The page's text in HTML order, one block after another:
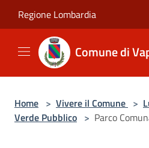
Regione Lombardia
Comune di
Home > Vivere il Comune >
Verde Pubblico > Parco